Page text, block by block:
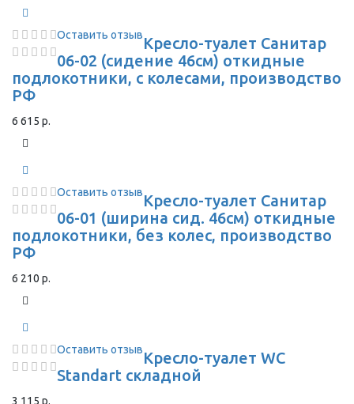
Оставить отзывКресло-туалет Санитар
06-02 (сидение 46см) откидные
подлокотники, с колесами, производство
РФ
6 615 р.
Оставить отзывКресло-туалет Санитар
06-01 (ширина сид. 46см) откидные
подлокотники, без колес, производство
РФ
6 210 р.
Оставить отзывКресло-туалет WC
Standart складной
3 115 р.